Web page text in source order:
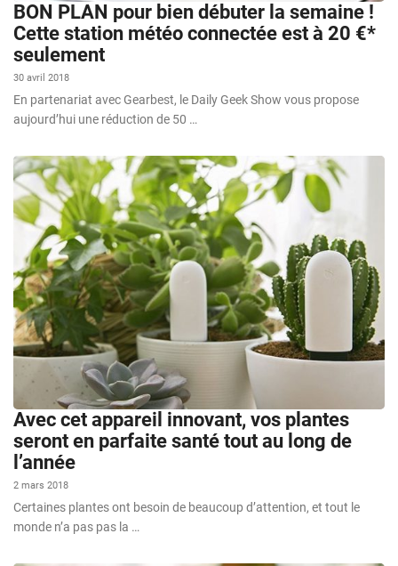
BON PLAN pour bien débuter la semaine !
Cette station météo connectée est à 20 €*
seulement
30 avril 2018
En partenariat avec Gearbest, le Daily Geek Show vous propose
aujourd’hui une réduction de 50 …
Avec cet appareil innovant, vos plantes
seront en parfaite santé tout au long de
l’année
2 mars 2018
Certaines plantes ont besoin de beaucoup d’attention, et tout le
monde n’a pas pas la …